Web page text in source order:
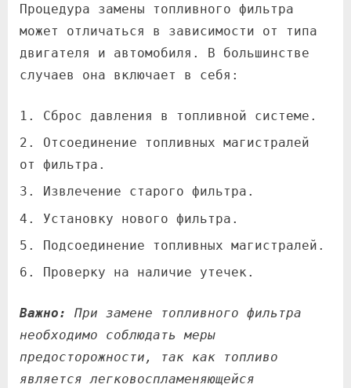
Процедура замены топливного фильтра
может отличаться в зависимости от типа
двигателя и автомобиля. В большинстве
случаев она включает в себя:
Сброс давления в топливной системе.
Отсоединение топливных магистралей
от фильтра.
Извлечение старого фильтра.
Установку нового фильтра.
Подсоединение топливных магистралей.
Проверку на наличие утечек.
Важно:
При замене топливного фильтра
необходимо соблюдать меры
предосторожности, так как топливо
является легковоспламеняющейся